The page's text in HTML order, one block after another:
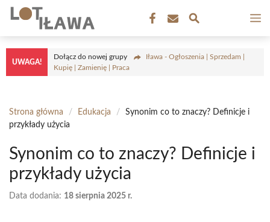
Przejdź
treści
UWAGA!
Dołącz do nowej grupy
Iława - Ogłoszenia | Sprzedam |
Kupię | Zamienię | Praca
Strona główna / Edukacja /
Synonim co to znaczy? Definicje i
przykłady użycia
Synonim co to znaczy? Definicje i
przykłady użycia
Data dodania: 18 sierpnia 2025 r.